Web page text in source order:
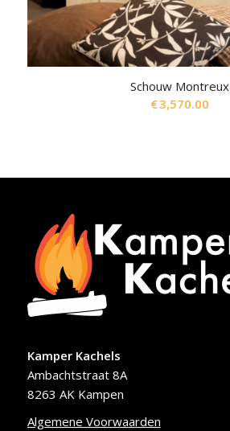
Schouw Montreux
€3,570.00
Kamper Kachels
Ambachtstraat 8A
8263 AK Kampen
Algemene Voorwaarden